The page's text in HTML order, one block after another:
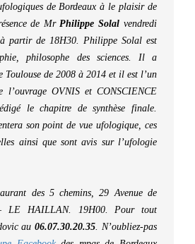
de Bordeaux à le plaisir de
de Mr Philippe Solal vendredi
partir de 18H30. Philippe Solal est
philosophe des sciences. Il a
Toulouse de 2008 à 2014 et il est l’un
l’ouvrage OVNIS et CONSCIENCE
le chapitre de synthèse finale.
son point de vue ufologique, ces
ainsi que sont avis sur l’ufologie
des 5 chemins, 29 Avenue de
LE HAILLAN. 19H00. Pour tout
au 06.07.30.20.35. N’oubliez-pas